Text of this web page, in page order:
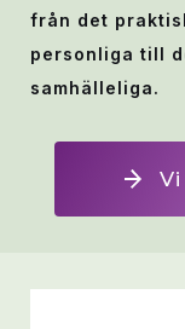
från det
personliga till
samhälleliga.